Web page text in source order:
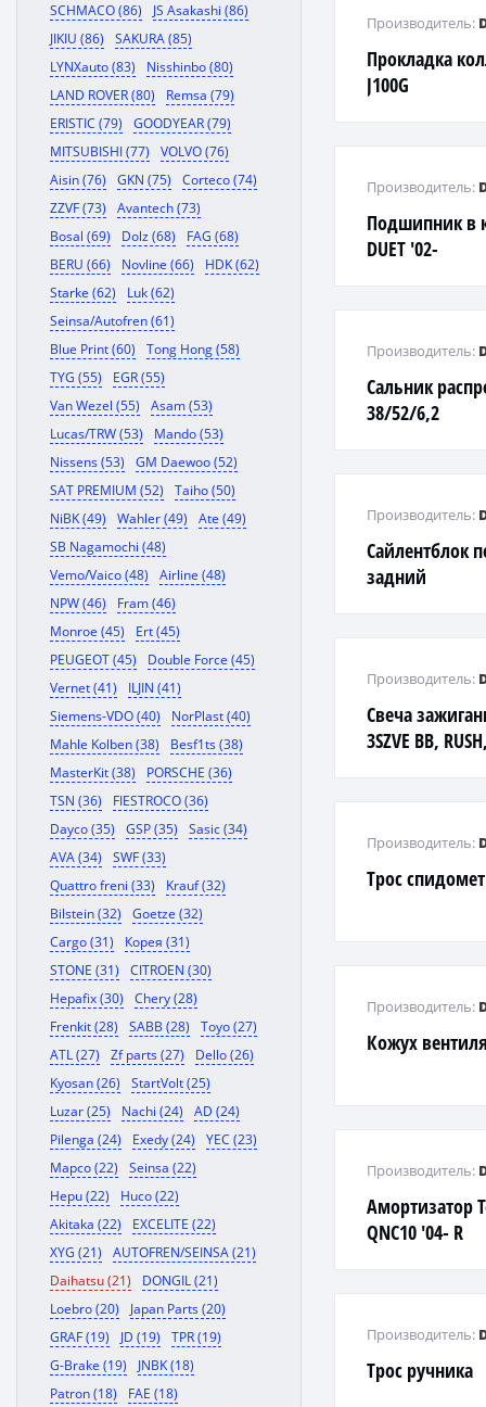
SCHMACO (86)
JS Asakashi (86)
JIKIU (86)
SAKURA (85)
LYNXauto (83)
Nisshinbo (80)
LAND ROVER (80)
Remsa (79)
ERISTIC (79)
GOODYEAR (79)
MITSUBISHI (77)
VOLVO (76)
Aisin (76)
GKN (75)
Corteco (74)
ZZVF (73)
Avantech (73)
Bosal (69)
Dolz (68)
FAG (68)
BERU (66)
Novline (66)
HDK (62)
Starke (62)
Luk (62)
Seinsa/Autofren (61)
Blue Print (60)
Tong Hong (58)
TYG (55)
EGR (55)
Van Wezel (55)
Asam (53)
Lucas/TRW (53)
Mando (53)
Nissens (53)
GM Daewoo (52)
SAT PREMIUM (52)
Taiho (50)
NiBK (49)
Wahler (49)
Ate (49)
SB Nagamochi (48)
Vemo/Vaico (48)
Airline (48)
NPW (46)
Fram (46)
Monroe (45)
Ert (45)
PEUGEOT (45)
Double Force (45)
Vernet (41)
ILJIN (41)
Siemens-VDO (40)
NorPlast (40)
Mahle Kolben (38)
Besf1ts (38)
MasterKit (38)
PORSCHE (36)
TSN (36)
FIESTROCO (36)
Dayco (35)
GSP (35)
Sasic (34)
AVA (34)
SWF (33)
Quattro freni (33)
Krauf (32)
Bilstein (32)
Goetze (32)
Cargo (31)
Корея (31)
STONE (31)
CITROEN (30)
Hepafix (30)
Chery (28)
Frenkit (28)
SABB (28)
Toyo (27)
ATL (27)
Zf parts (27)
Dello (26)
Kyosan (26)
StartVolt (25)
Luzar (25)
Nachi (24)
AD (24)
Pilenga (24)
Exedy (24)
YEC (23)
Mapco (22)
Seinsa (22)
Hepu (22)
Huco (22)
Akitaka (22)
EXCELITE (22)
XYG (21)
AUTOFREN/SEINSA (21)
Daihatsu (21)
DONGIL (21)
Loebro (20)
Japan Parts (20)
GRAF (19)
JD (19)
TPR (19)
G-Brake (19)
JNBK (18)
Patron (18)
FAE (18)
Прокладка
J100G
Производитель:
Подшипник в
DUET '02-
Производитель:
Сальник
38/52/6,2
Производитель:
Сайлентблок
задний
Производитель:
Свеча
3SZVE BB,
Производитель:
Трос
Производитель:
Кожух
Производитель:
Амортизатор
QNC10 '04- R
Производитель:
Трос ручника
Производитель: